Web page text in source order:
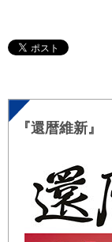
『還暦維新』